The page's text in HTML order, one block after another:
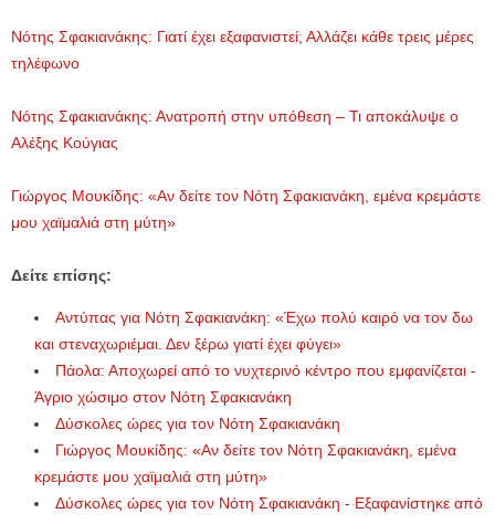
Νότης Σφακιανάκης: Γιατί έχει εξαφανιστεί; Αλλάζει κάθε τρεις μέρες
τηλέφωνο
Νότης Σφακιανάκης: Ανατροπή στην υπόθεση – Τι αποκάλυψε ο
Αλέξης Κούγιας
Γιώργος Μουκίδης: «Αν δείτε τον Νότη Σφακιανάκη, εμένα κρεμάστε
μου χαϊμαλιά στη μύτη»
Δείτε επίσης:
Αντύπας για Νότη Σφακιανάκη: «Έχω πολύ καιρό να τον δω
και στεναχωριέμαι. Δεν ξέρω γιατί έχει φύγει»
Πάολα: Αποχωρεί από το νυχτερινό κέντρο που εμφανίζεται -
Άγριο χώσιμο στον Νότη Σφακιανάκη
Δύσκολες ώρες για τον Νότη Σφακιανάκη
Γιώργος Μουκίδης: «Αν δείτε τον Νότη Σφακιανάκη, εμένα
κρεμάστε μου χαϊμαλιά στη μύτη»
Δύσκολες ώρες για τον Νότη Σφακιανάκη - Εξαφανίστηκε από